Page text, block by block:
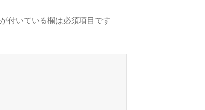
が付いている欄は必須項目です